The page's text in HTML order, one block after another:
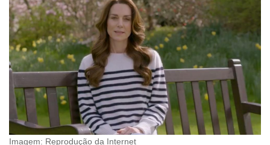
Imagem: Reprodução da Internet